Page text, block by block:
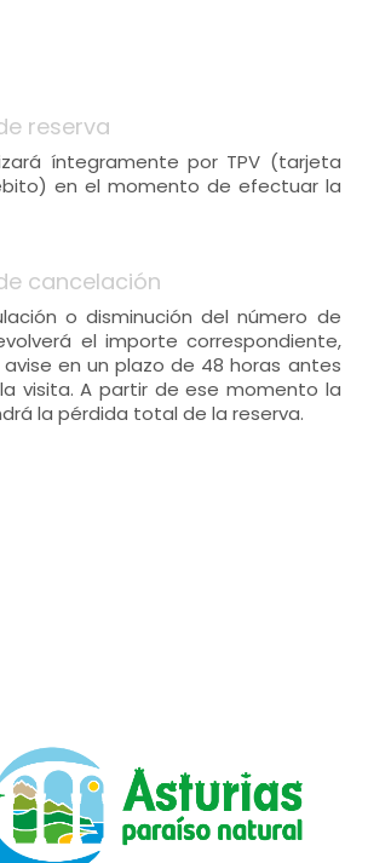
reserva
íntegramente por TPV (tarjeta
en el momento de efectuar la
cancelación
o disminución del número de
el importe correspondiente,
en un plazo de 48 horas antes
visita. A partir de ese momento la
la pérdida total de la reserva.